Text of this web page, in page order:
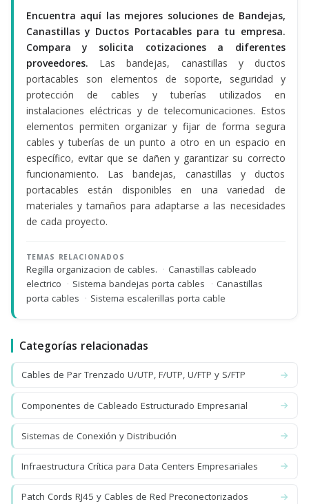
Encuentra aquí las mejores soluciones de Bandejas,
Canastillas y Ductos Portacables para tu empresa.
Compara y solicita cotizaciones a diferentes
proveedores. Las bandejas, canastillas y ductos
portacables son elementos de soporte, seguridad y
protección de cables y tuberías utilizados en
instalaciones eléctricas y de telecomunicaciones. Estos
elementos permiten organizar y fijar de forma segura
cables y tuberías de un punto a otro en un espacio en
específico, evitar que se dañen y garantizar su correcto
funcionamiento. Las bandejas, canastillas y ductos
portacables están disponibles en una variedad de
materiales y tamaños para adaptarse a las necesidades
de cada proyecto.
TEMAS RELACIONADOS
Regilla organizacion de cables. · Canastillas cableado
electrico · Sistema bandejas porta cables · Canastillas
porta cables · Sistema escalerillas porta cable
Categorías relacionadas
Cables de Par Trenzado U/UTP, F/UTP, U/FTP y S/FTP
Componentes de Cableado Estructurado Empresarial
Sistemas de Conexión y Distribución
Infraestructura Crítica para Data Centers Empresariales
Patch Cords RJ45 y Cables de Red Preconectorizados